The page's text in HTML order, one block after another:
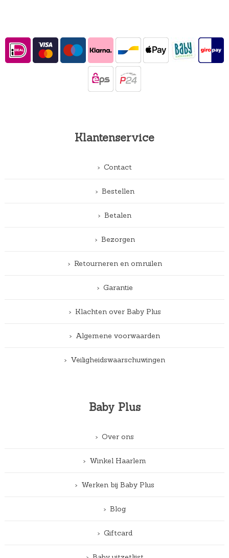
Klantenservice
Contact
Bestellen
Betalen
Bezorgen
Retourneren en omruilen
Garantie
Klachten over Baby Plus
Algemene voorwaarden
Veiligheidswaarschuwingen
Baby Plus
Over ons
Winkel Haarlem
Werken bij Baby Plus
Blog
Giftcard